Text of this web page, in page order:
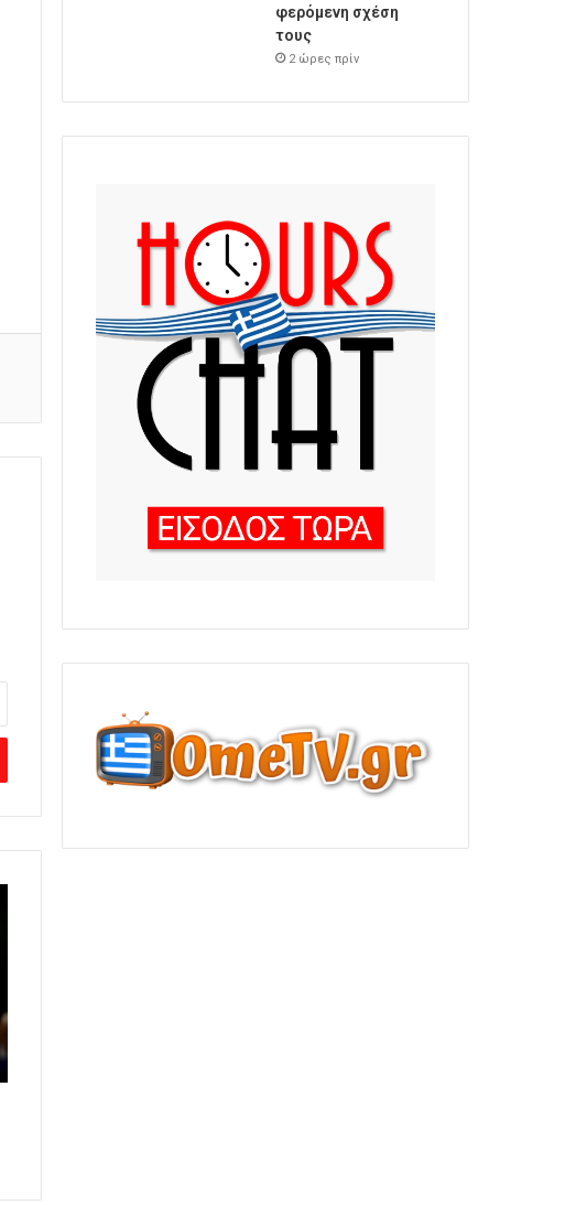
φερόμενη σχέση
τους
2 ώρες πρίν